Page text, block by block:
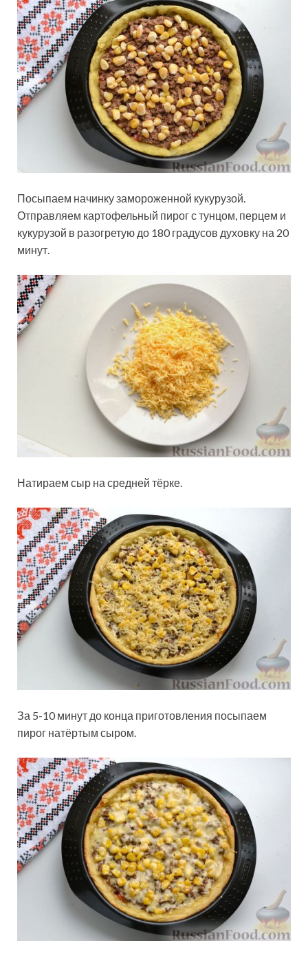
Посыпаем начинку замороженной кукурузой.
Отправляем картофельный пирог с тунцом, перцем и
кукурузой в разогретую до 180 градусов духовку на 20
минут.
Натираем сыр на средней тёрке.
За 5-10 минут до конца приготовления посыпаем
пирог натёртым сыром.